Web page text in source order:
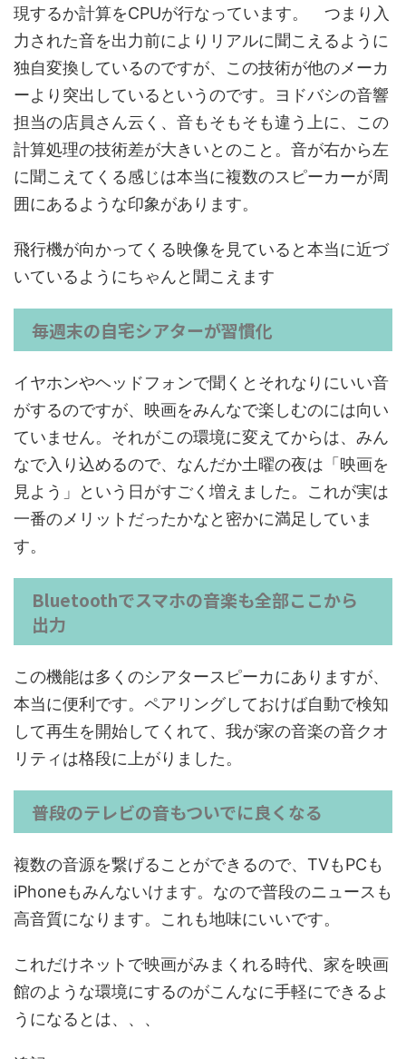
現するか計算をCPUが行なっています。 つまり入
力された音を出力前によりリアルに聞こえるように
独自変換しているのですが、この技術が他のメーカ
ーより突出しているというのです。ヨドバシの音響
担当の店員さん云く、音もそもそも違う上に、この
計算処理の技術差が大きいとのこと。音が右から左
に聞こえてくる感じは本当に複数のスピーカーが周
囲にあるような印象があります。
飛行機が向かってくる映像を見ていると本当に近づ
いているようにちゃんと聞こえます
毎週末の自宅シアターが習慣化
イヤホンやヘッドフォンで聞くとそれなりにいい音
がするのですが、映画をみんなで楽しむのには向い
ていません。それがこの環境に変えてからは、みん
なで入り込めるので、なんだか土曜の夜は「映画を
見よう」という日がすごく増えました。これが実は
一番のメリットだったかなと密かに満足していま
す。
Bluetoothでスマホの音楽も全部ここから
出力
この機能は多くのシアタースピーカにありますが、
本当に便利です。ペアリングしておけば自動で検知
して再生を開始してくれて、我が家の音楽の音クオ
リティは格段に上がりました。
普段のテレビの音もついでに良くなる
複数の音源を繋げることができるので、TVもPCも
iPhoneもみんないけます。なので普段のニュースも
高音質になります。これも地味にいいです。
これだけネットで映画がみまくれる時代、家を映画
館のような環境にするのがこんなに手軽にできるよ
うになるとは、、、